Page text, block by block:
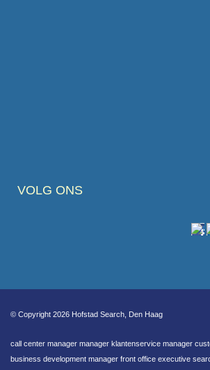
VOLG ONS
© Copyright 2026 Hofstad Search, Den Haag
call center manager manager klantenservice manager
business development manager front office executive